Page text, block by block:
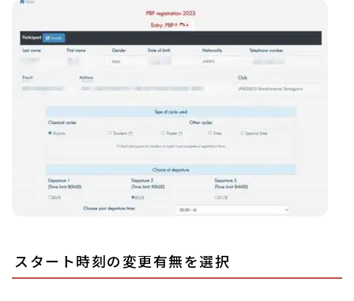
スタート時刻の変更有無を選択